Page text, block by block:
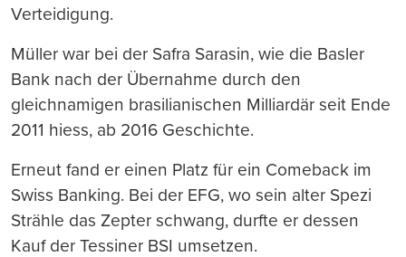
Verteidigung.
Müller war bei der Safra Sarasin, wie die Basler
Bank nach der Übernahme durch den
gleichnamigen brasilianischen Milliardär seit Ende
2011 hiess, ab 2016 Geschichte.
Erneut fand er einen Platz für ein Comeback im
Swiss Banking. Bei der EFG, wo sein alter Spezi
Strähle das Zepter schwang, durfte er dessen
Kauf der Tessiner BSI umsetzen.